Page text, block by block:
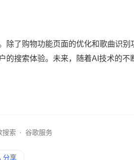
除了购物功能页面的优化和歌曲识别
的搜索体验。未来，随着AI技术的不
搜索 · 谷歌服务
分享